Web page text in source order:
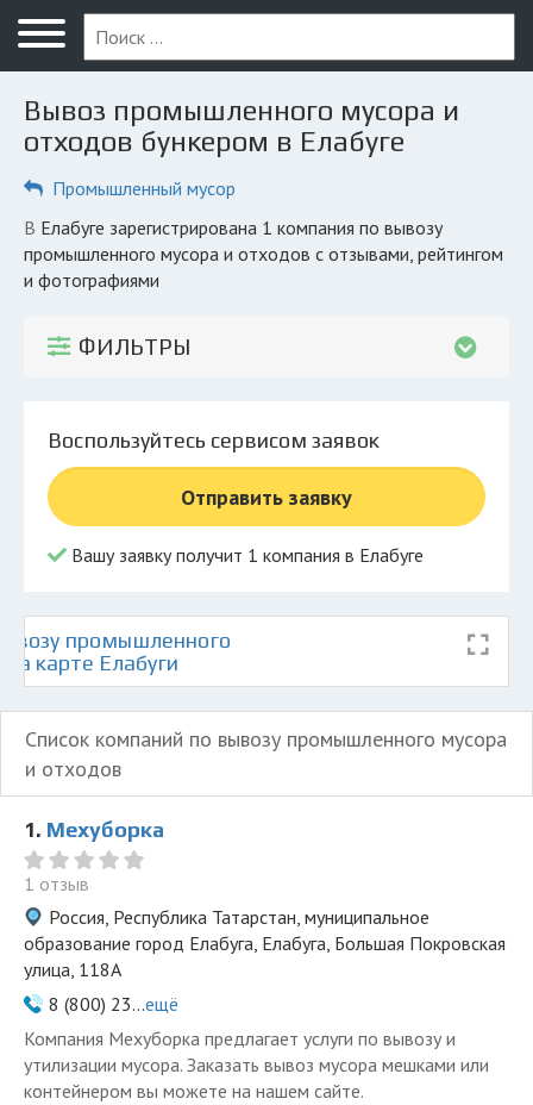
Меню
Главная
Вопрос юристу
Компании
КОМПАНИЯМ
© 2026 Все права защищены
Вывоз промышленного мусора и
отходов бункером в Елабуге
Промышленный мусор
в Елабуге зарегистрирована 1 компания по вывозу
промышленного мусора и отходов с отзывами, рейтингом
и фотографиями
ФИЛЬТРЫ
Воспользуйтесь сервисом заявок
Отправить заявку
Вашу заявку получит 1 компания в Елабуге
промышленного
карте Елабуги
Список компаний по вывозу промышленного мусора
и отходов
1. Мехуборка
1 отзыв
Россия, Республика Татарстан, муниципальное
образование город Елабуга, Елабуга, Большая Покровская
улица, 118А
8 (800) 23...ещё
Компания Мехуборка предлагает услуги по вывозу и
утилизации мусора. Заказать вывоз мусора мешками или
контейнером вы можете на нашем сайте.